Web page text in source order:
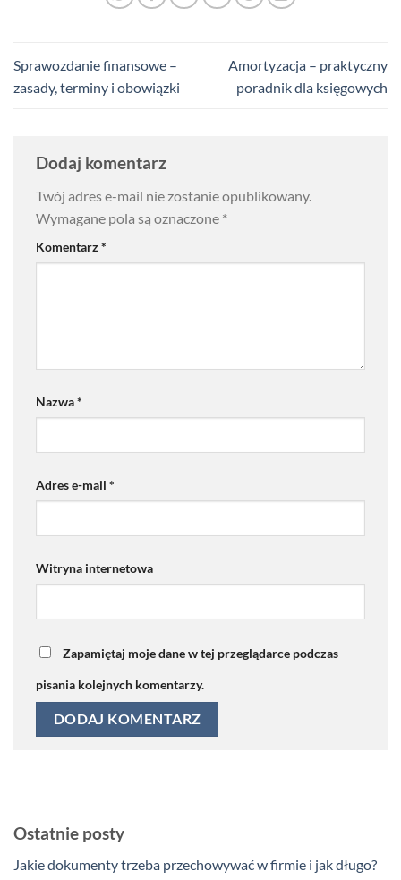
Sprawozdanie finansowe –
zasady, terminy i obowiązki
Amortyzacja – praktyczny
poradnik dla księgowych
Dodaj komentarz
Twój adres e-mail nie zostanie opublikowany.
Wymagane pola są oznaczone *
Komentarz*
Nazwa*
Adres e-mail *
Witryna internetowa
Zapamiętaj moje dane w tej przeglądarce podczas
pisania kolejnych komentarzy.
Ostatnie posty
Jakie dokumenty trzeba przechowywać w firmie i jak długo?